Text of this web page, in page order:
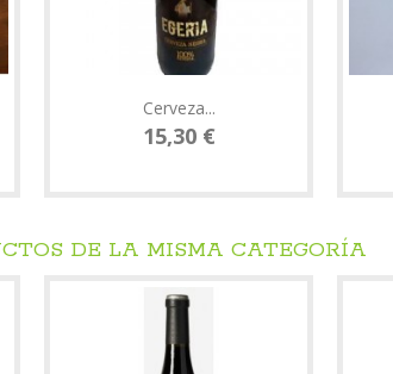
Cerveza...
15,30 €
DE LA MISMA CATEGORÍA